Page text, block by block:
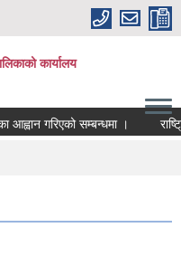
कार्यालय
गरिएको सम्बन्धमा ।